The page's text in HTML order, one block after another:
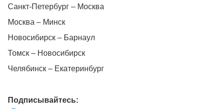
Санкт-Петербург – Москва
Москва – Минск
Новосибирск – Барнаул
Томск – Новосибирск
Челябинск – Екатеринбург
Подписывайтесь: